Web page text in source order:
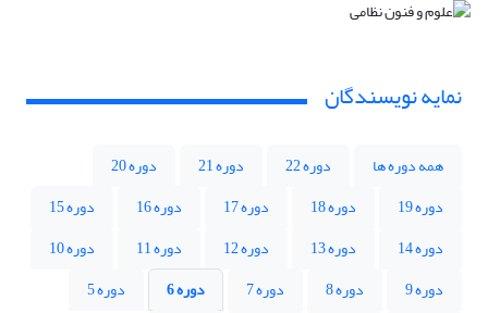
نمایه نویسندگان
همه دوره ها دوره 22 دوره 21
دوره 20
دوره 19
دوره 18 دوره 17 دوره 16
دوره 15
دوره 14
دوره 13 دوره 12 دوره 11
دوره 10
دوره 9
دوره 8 دوره 7 دوره 6
دوره 5